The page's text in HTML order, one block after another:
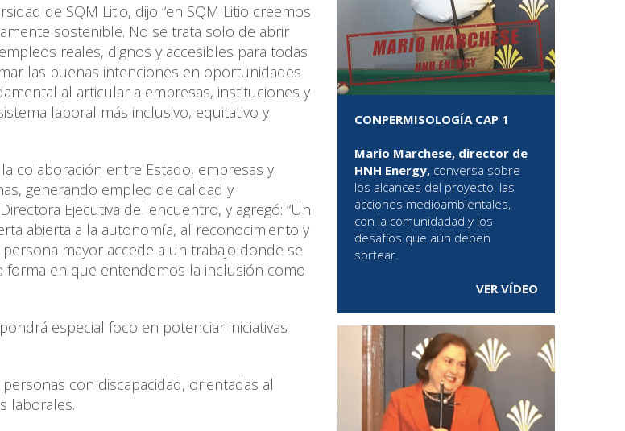
de SQM Litio, dijo “en SQM Litio creemos
sostenible. No se trata solo de abrir
reales, dignos y accesibles para todas
las buenas intenciones en oportunidades
al articular a empresas, instituciones y
laboral más inclusivo, equitativo y
colaboración entre Estado, empresas y
generando empleo de calidad y
Ejecutiva del encuentro, y agregó: “Un
abierta a la autonomía, al reconocimiento y
mayor accede a un trabajo donde se
forma en que entendemos la inclusión como
especial foco en potenciar iniciativas
con discapacidad, orientadas al
laborales.
CONPERMISOLOGÍA CAP 1
Mario Marchese, director de
HNH Energy, conversa sobre
los alcances del proyecto, las
acciones medioambientales,
con la comunidadad y los
desafíos que aún deben
sortear.
VER VÍDEO